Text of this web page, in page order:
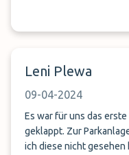
Leni Plewa
09-04-2024
Es war für uns das
geklappt. Zur
ich diese nicht gesehen